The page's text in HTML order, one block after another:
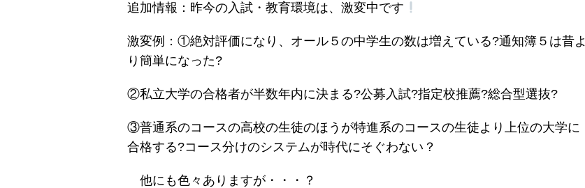
追加情報：昨今の入試・教育環境は、激変中です
激変例：①絶対評価になり、オール５の中学生の数は増えている?通知簿５は昔よ
り簡単になった?
②私立大学の合格者が半数年内に決まる?公募入試?指定校推薦?総合型選抜?
③普通系のコースの高校の生徒のほうが特進系のコースの生徒より上位の大学に
合格する?コース分けのシステムが時代にそぐわない？
他にも色々ありますが・・・？